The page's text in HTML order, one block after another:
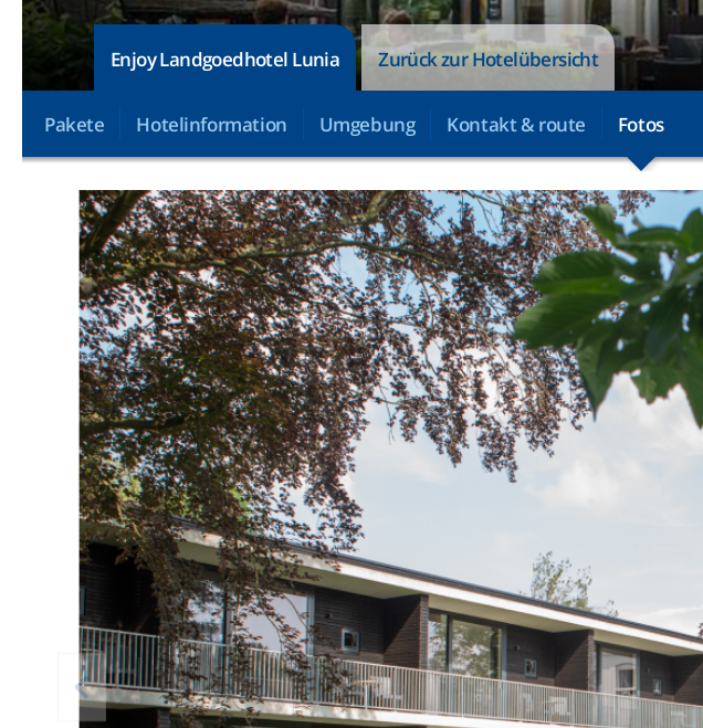
Enjoy Landgoedhotel Lunia Zurück zur Hotelübersicht
Pakete Hotelinformation Umgebung Kontakt & route Fotos